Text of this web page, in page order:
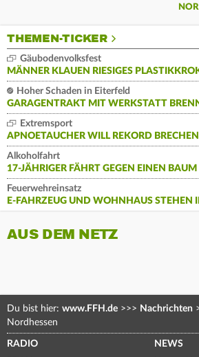
THEMEN-TICKER
Gäubodenvolksfest
MÄNNER KLAUEN RIESIGES
Hoher Schaden in Eiterfeld
GARAGENTRAKT MIT WERKSTATT
Extremsport
APNOETAUCHER WILL REKORD BRECHEN
Alkoholfahrt
17-JÄHRIGER FÄHRT GEGEN EINEN BAUM
Feuerwehreinsatz
E-FAHRZEUG UND WOHNHAUS STEHEN
AUS DEM NETZ
Du bist hier: www.FFH.de >>> Nachrichten
Nordhessen
RADIO NEWS